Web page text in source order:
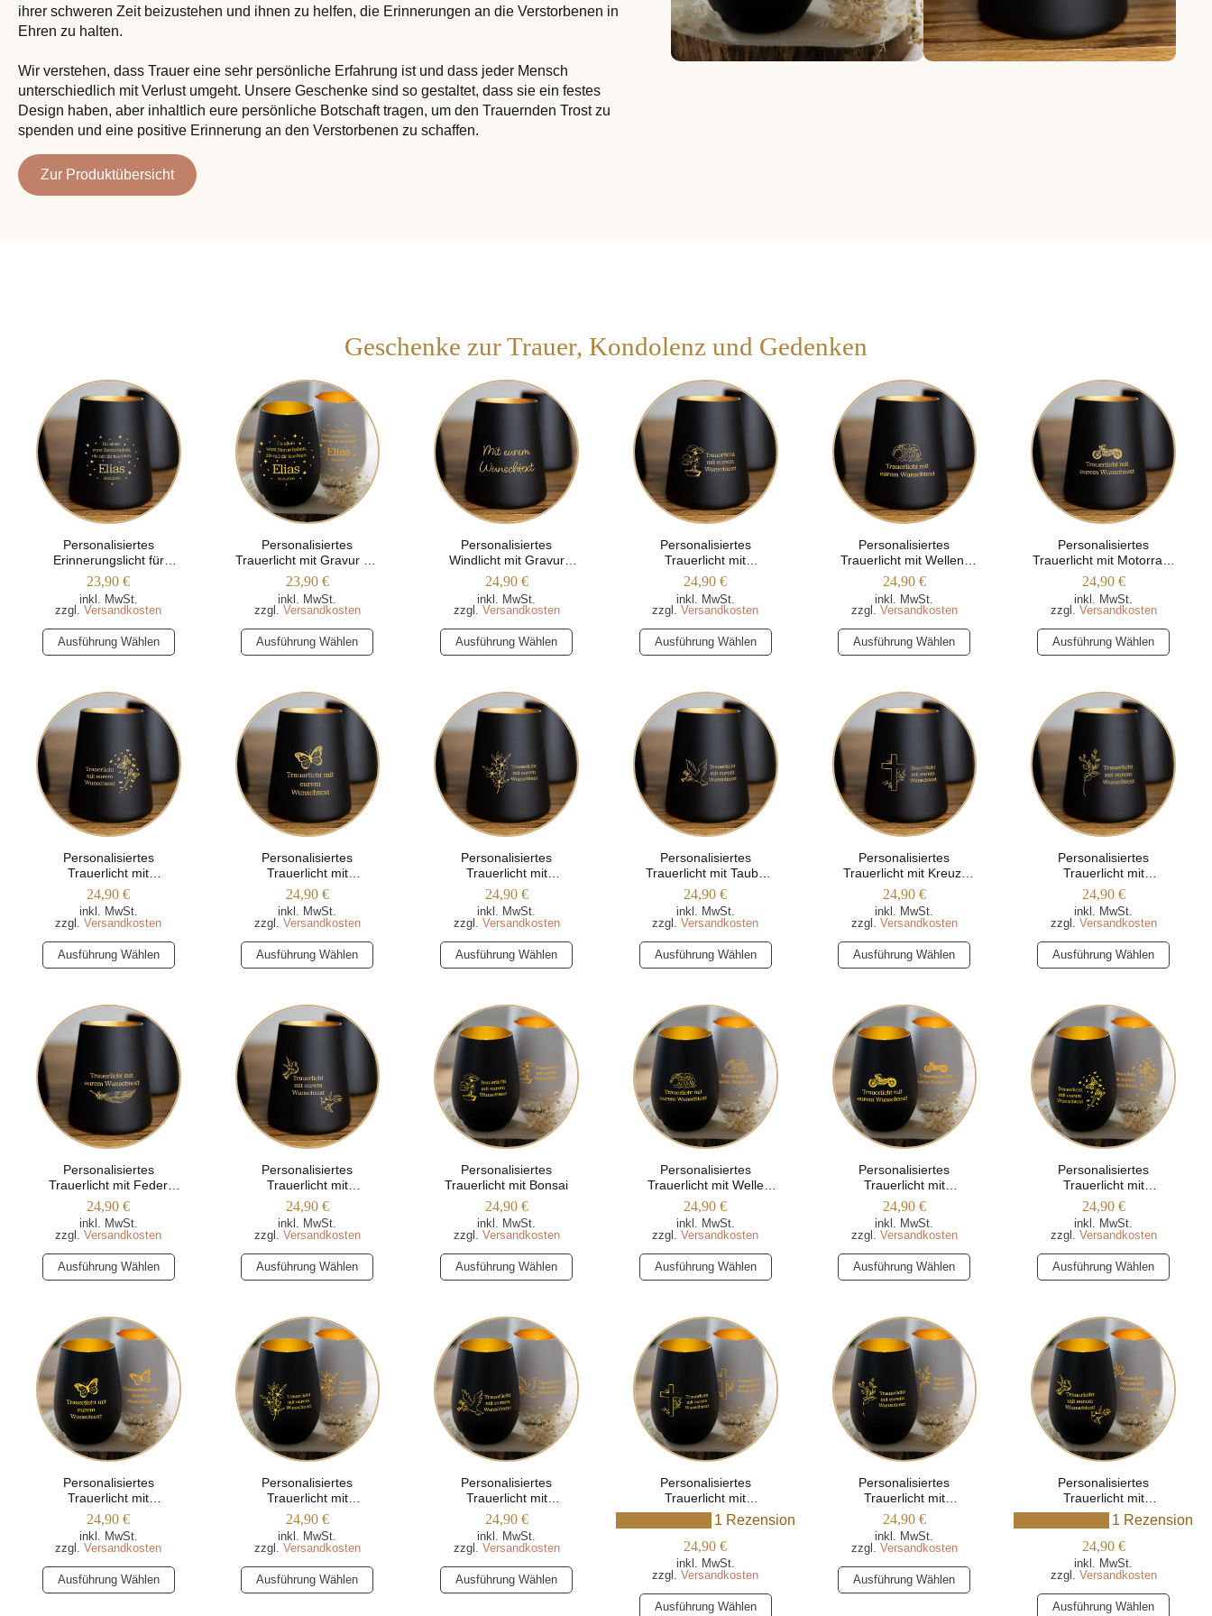
ihrer schweren Zeit beizustehen und ihnen zu helfen, die Erinnerungen an die Verstorbenen in
Ehren zu halten.
Wir verstehen, dass Trauer eine sehr persönliche Erfahrung ist und dass jeder Mensch
unterschiedlich mit Verlust umgeht. Unsere Geschenke sind so gestaltet, dass sie ein festes
Design haben, aber inhaltlich eure persönliche Botschaft tragen, um den Trauernden Trost zu
spenden und eine positive Erinnerung an den Verstorbenen zu schaffen.
Zur Produktübersicht
Geschenke zur Trauer, Kondolenz und Gedenken
Personalisiertes
Erinnerungslicht für
Sternenkind (Windlicht
mit Gravur –
Trapezform)
23,90€
inkl. MwSt.
zzgl.Versandkosten
Ausführung Wählen
Dieses
Produkt
mehrere
Varianten
auf.
Die
Optionen
können
auf
Produktseite
gewählt
werden
Personalisiertes
Trauerlicht mit Gravur für
Sternenkinder
23,90 €
inkl. MwSt.
zzgl. Versandkosten
Ausführung Wählen
Dieses
Produkt
mehrere
Varianten
auf.
Die
Optionen
können
auf
Produktseite
gewählt
werden
Personalisiertes
Windlicht mit Gravur
(Wunschtext) –
Trapezform
24,90 €
inkl. MwSt.
zzgl. Versandkosten
Ausführung Wählen
Dieses
Produkt
mehrere
Varianten
auf.
Die
Optionen
können
auf
Produktseite
gewählt
werden
Personalisiertes
Trauerlicht mit
Wunschtext (Bonsai-
Motiv)
24,90€
inkl. MwSt.
zzgl.Versandkosten
Ausführung Wählen
Dieses
Produkt
mehrere
Varianten
auf.
Die
Optionen
können
auf
Produktseite
gewählt
werden
Personalisiertes
Trauerlicht mit Wellen-
Motiv (Trapezform)
24,90 €
inkl. MwSt.
zzgl. Versandkosten
Ausführung Wählen
Dieses
Produkt
mehrere
Varianten
auf.
Die
Optionen
können
auf
Produktseite
gewählt
werden
Personalisiertes
Trauerlicht mit Motorrad-
Silhouette (Trapezform)
24,90 €
inkl. MwSt.
zzgl. Versandkosten
Ausführung Wählen
Dieses
Produkt
mehrere
Varianten
auf.
Die
Optionen
können
auf
Produktseite
gewählt
werden
Personalisiertes
Trauerlicht mit
Wunschtext und
Schmetterlingen
(Trapezform)
24,90€
inkl. MwSt.
zzgl.Versandkosten
Ausführung Wählen
Dieses
Produkt
mehrere
Varianten
auf.
Die
Optionen
können
auf
Produktseite
gewählt
werden
Personalisiertes
Trauerlicht mit
Schmetterlingsmotiv
(Trapezform)
24,90 €
inkl. MwSt.
zzgl. Versandkosten
Ausführung Wählen
Dieses
Produkt
mehrere
Varianten
auf.
Die
Optionen
können
auf
Produktseite
gewählt
werden
Personalisiertes
Trauerlicht mit
Blumenmotiv
(Trapezform)
24,90 €
inkl. MwSt.
zzgl. Versandkosten
Ausführung Wählen
Dieses
Produkt
mehrere
Varianten
auf.
Die
Optionen
können
auf
Produktseite
gewählt
werden
Personalisiertes
Trauerlicht mit Taube
und Olivenzweig
(Trapezform)
24,90€
inkl. MwSt.
zzgl.Versandkosten
Ausführung Wählen
Dieses
Produkt
mehrere
Varianten
auf.
Die
Optionen
können
auf
Produktseite
gewählt
werden
Personalisiertes
Trauerlicht mit Kreuz-
Motiv (Trapezform)
24,90 €
inkl. MwSt.
zzgl. Versandkosten
Ausführung Wählen
Dieses
Produkt
mehrere
Varianten
auf.
Die
Optionen
können
auf
Produktseite
gewählt
werden
Personalisiertes
Trauerlicht mit
Blumenranke
(Trapezform)
24,90 €
inkl. MwSt.
zzgl. Versandkosten
Ausführung Wählen
Dieses
Produkt
mehrere
Varianten
auf.
Die
Optionen
können
auf
Produktseite
gewählt
werden
Personalisiertes
Trauerlicht mit Feder
(Trapezform)
24,90€
inkl. MwSt.
zzgl.Versandkosten
Ausführung Wählen
Dieses
Produkt
mehrere
Varianten
auf.
Die
Optionen
können
auf
Produktseite
gewählt
werden
Personalisiertes
Trauerlicht mit
Taubenmotiv
(Trapezform)
24,90 €
inkl. MwSt.
zzgl. Versandkosten
Ausführung Wählen
Dieses
Produkt
mehrere
Varianten
auf.
Die
Optionen
können
auf
Produktseite
gewählt
werden
Personalisiertes
Trauerlicht mit Bonsai
24,90 €
inkl. MwSt.
zzgl. Versandkosten
Ausführung Wählen
Dieses
Produkt
mehrere
Varianten
auf.
Die
Optionen
können
auf
Produktseite
gewählt
werden
Personalisiertes
Trauerlicht mit Welle
(Meer-Motiv)
24,90€
inkl. MwSt.
zzgl.Versandkosten
Ausführung Wählen
Dieses
Produkt
mehrere
Varianten
auf.
Die
Optionen
können
auf
Produktseite
gewählt
Personalisiertes
Trauerlicht mit
Motorradsilhouette
24,90 €
inkl. MwSt.
zzgl. Versandkosten
Ausführung Wählen
Dieses
Produkt
mehrere
Varianten
auf.
Die
Optionen
können
auf
Produktseite
gewählt
werden
Personalisiertes
Trauerlicht mit
Schmetterlingen
24,90 €
inkl. MwSt.
zzgl. Versandkosten
Ausführung Wählen
Dieses
Produkt
mehrere
Varianten
auf.
Die
Optionen
können
auf
Produktseite
gewählt
Personalisiertes
Trauerlicht mit
Wunschtext und
Schmetterling
24,90€
inkl. MwSt.
zzgl.Versandkosten
Ausführung Wählen
Dieses
Produkt
Personalisiertes
Trauerlicht mit
Wunschtext und Blume
24,90 €
inkl. MwSt.
zzgl. Versandkosten
Ausführung Wählen
Dieses
Produkt
Personalisiertes
Trauerlicht mit
Wunschtext und Taube
mit Blume
24,90 €
inkl. MwSt.
zzgl. Versandkosten
Ausführung Wählen
Dieses
Produkt
Personalisiertes
Trauerlicht mit
Wunschtext und Kreuz-
Motiv
1 Rezension
24,90€
inkl. MwSt.
zzgl.Versandkosten
Ausführung Wählen
Dieses
Personalisiertes
Trauerlicht mit
Wunschtext und
Blumenranke
24,90 €
inkl. MwSt.
zzgl. Versandkosten
Ausführung Wählen
Dieses
Produkt
Personalisiertes
Trauerlicht mit
Wunschtext und
Taubenmotiv
1 Rezension
24,90 €
inkl. MwSt.
zzgl. Versandkosten
Ausführung Wählen
Dieses